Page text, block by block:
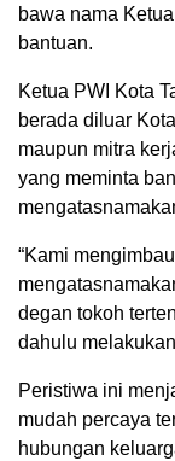
bawa nama
bantuan.
Ketua PWI Kota
berada diluar
maupun mitra
yang meminta
“Kami
degan tokoh
dahulu
Peristiwa ini
mudah percaya
hubungan